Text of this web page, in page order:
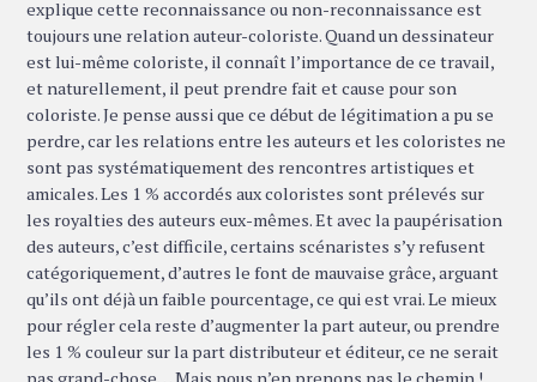
explique cette reconnaissance ou non-reconnaissance est
toujours une relation auteur-coloriste. Quand un dessinateur
est lui-même coloriste, il connaît l’importance de ce travail,
et naturellement, il peut prendre fait et cause pour son
coloriste. Je pense aussi que ce début de légitimation a pu se
perdre, car les relations entre les auteurs et les coloristes ne
sont pas systématiquement des rencontres artistiques et
amicales. Les 1 % accordés aux coloristes sont prélevés sur
les royalties des auteurs eux-mêmes. Et avec la paupérisation
des auteurs, c’est difficile, certains scénaristes s’y refusent
catégoriquement, d’autres le font de mauvaise grâce, arguant
qu’ils ont déjà un faible pourcentage, ce qui est vrai. Le mieux
pour régler cela reste d’augmenter la part auteur, ou prendre
les 1 % couleur sur la part distributeur et éditeur, ce ne serait